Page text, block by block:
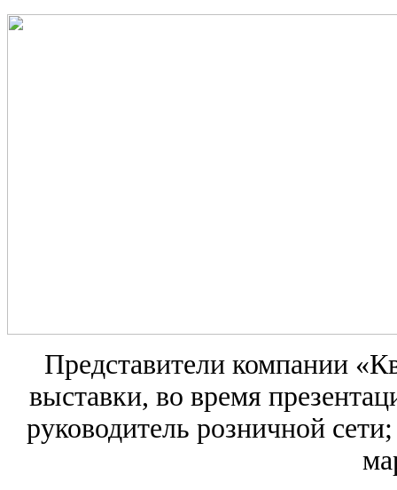
Представители компании
выставки, во время
руководитель розничной